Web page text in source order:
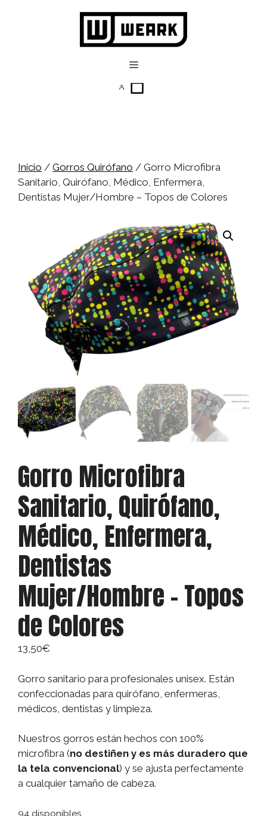
Menú
Inicio / Gorros Quirófano / Gorro Microfibra
Sanitario, Quirófano, Médico, Enfermera,
Dentistas Mujer/Hombre – Topos de Colores
Gorro Microfibra
Sanitario, Quirófano,
Médico, Enfermera,
Dentistas
Mujer/Hombre – Topos
de Colores
13,50€
Gorro sanitario para profesionales unisex. Están
confeccionadas para quirófano, enfermeras,
médicos, dentistas y limpieza.
Nuestros gorros están hechos con 100%
microfibra (no destiñen y es más duradero que
la tela convencional) y se ajusta perfectamente
a cualquier tamaño de cabeza.
94 disponibles